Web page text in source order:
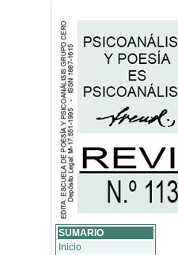
SUMARIO
Inicio